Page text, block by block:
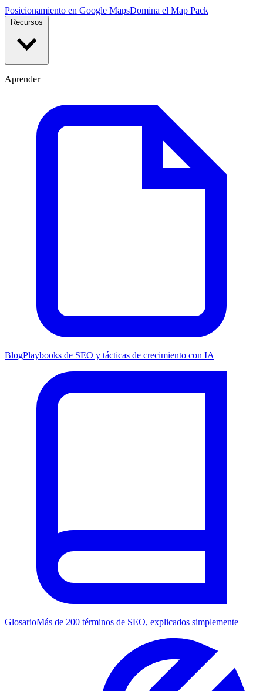
Posicionamiento en Google MapsDomina el Map Pack
Aprender
BlogPlaybooks de SEO y tácticas de crecimiento con IA
GlosarioMás de 200 términos de SEO, explicados simplemente